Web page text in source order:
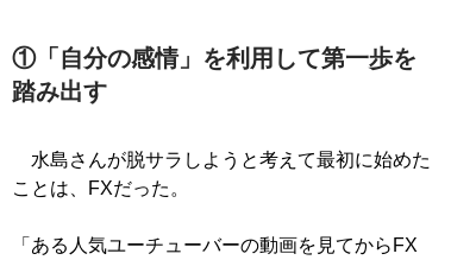
①「自分の感情」を利用して第一歩を
踏み出す
水島さんが脱サラしようと考えて最初に始めた
ことは、FXだった。
「ある人気ユーチューバーの動画を見てからFX